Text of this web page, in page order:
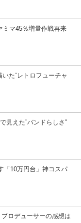
ミマ45％増量作戦再来
た”レトロフューチャ
見えた”バンドらしさ”
「10万円台」神コスパ
プロデューサーの感想は